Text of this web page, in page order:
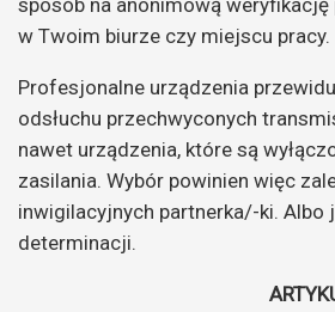
w Twoim biurze czy miejscu pracy.
Profesjonalne urządzenia
odsłuchu przechwyconych
nawet urządzenia, które są
zasilania. Wybór powinien więc
inwigilacyjnych partnerka/-ki. Albo
determinacji.